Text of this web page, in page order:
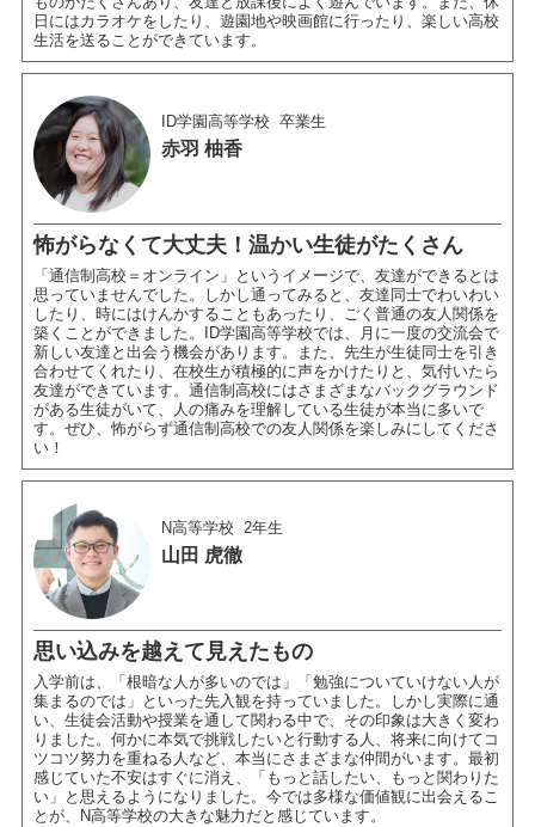
日にはカラオケをしたり、遊園地や映画館に行ったり、楽しい高校
生活を送ることができています。
ID学園高等学校 卒業生
赤羽 柚香
怖がらなくて大丈夫！温かい生徒がたくさん
「通信制高校＝オンライン」というイメージで、友達ができるとは
思っていませんでした。しかし通ってみると、友達同士でわいわい
したり、時にはけんかすることもあったり、ごく普通の友人関係を
築くことができました。ID学園高等学校では、月に一度の交流会で
新しい友達と出会う機会があります。また、先生が生徒同士を引き
合わせてくれたり、在校生が積極的に声をかけたりと、気付いたら
友達ができています。通信制高校にはさまざまなバックグラウンド
がある生徒がいて、人の痛みを理解している生徒が本当に多いで
す。ぜひ、怖がらず通信制高校での友人関係を楽しみにしてくださ
い！
N高等学校 2年生
山田 虎徹
思い込みを越えて見えたもの
入学前は、「根暗な人が多いのでは」「勉強についていけない人が
集まるのでは」といった先入観を持っていました。しかし実際に通
い、生徒会活動や授業を通して関わる中で、その印象は大きく変わ
りました。何かに本気で挑戦したいと行動する人、将来に向けてコ
ツコツ努力を重ねる人など、本当にさまざまな仲間がいます。最初
感じていた不安はすぐに消え、「もっと話したい、もっと関わりた
い」と思えるようになりました。今では多様な価値観に出会えるこ
とが、N高等学校の大きな魅力だと感じています。